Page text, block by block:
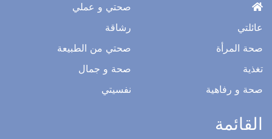
عائلتي
صحة المرأة
تغذية
صحة و رفاهية
صحتي و عملي
رشاقة
صحتي من الطبيعة
صحة و جمال
نفسيتي
القائمة